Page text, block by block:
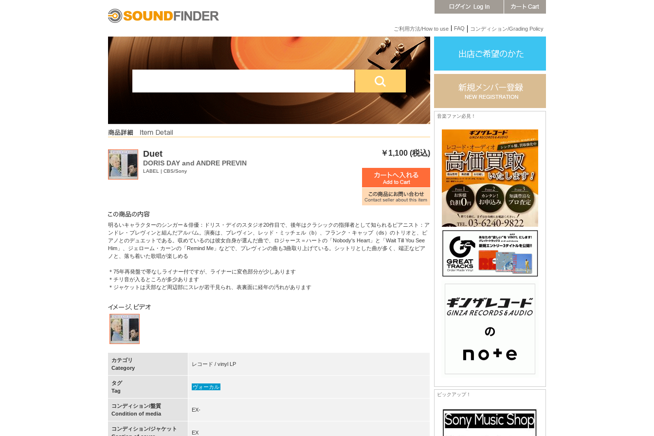
ご利用方法/How to use FAQ コンディション/Grading Policy
Duet ￥1,100 (税込)
DORIS DAY and ANDRE PREVIN
LABEL | CBS/Sony
明るいキャラクターのシンガー＆俳優：ドリス・デイのスタジオ20作目で、後年はクラシックの指揮者として知られるピアニスト：ア
ンドレ・プレヴィンと組んだアルバム。演奏は、プレヴィン、レッド・ミッチェル（b）、フランク・キャップ（ds）のトリオと、ピ
アノとのデュエットである。収めているのは彼女自身が選んだ曲で、ロジャース＝ハートの「Nobody's Heart」と「Wait Till You See
Him」、ジェローム・カーンの「Remind Me」などで、プレヴィンの曲も3曲取り上げている。シットリとした曲が多く、端正なピア
ノと、落ち着いた歌唱が楽しめる
＊75年再発盤で帯なしライナー付ですが、ライナーに変色部分が少しあります
＊チリ音が入るところが多少あります
＊ジャケットは天部など周辺部にスレが若干見られ、表裏面に経年の汚れがあります
カテゴリ
Category
レコード / vinyl LP
タグ
Tag
ヴォーカル
コンディション/盤質
Condition of media
EX-
コンディション/ジャケット
EX
音楽ファン必見！
ピックアップ！